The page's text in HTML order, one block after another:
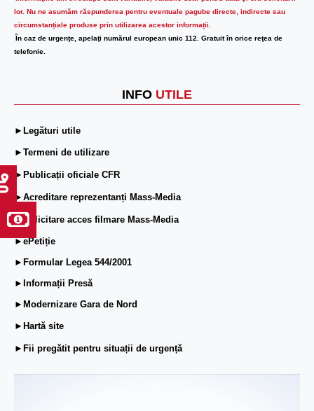
lor. Nu ne asumăm răspunderea pentru eventuale pagube directe, indirecte sau
circumstanțiale produse prin utilizarea acestor informații.
În caz de urgenţe, apelaţi numărul european unic 112. Gratuit în orice reţea de
telefonie.
INFO UTILE
►Legături utile
►Termeni de utilizare
►Publicații oficiale CFR
►Acreditare reprezentanți Mass-Media
►Solicitare acces filmare Mass-Media
►ePetiție
►Formular Legea 544/2001
►Informații Presă
►Modernizare Gara de Nord
►Hartă site
►Fii pregătit pentru situații de urgență